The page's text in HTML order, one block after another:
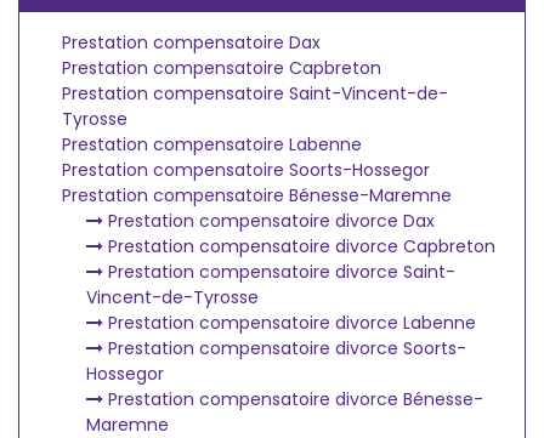
Prestation compensatoire Dax
Prestation compensatoire Capbreton
Prestation compensatoire Saint-Vincent-de-
Tyrosse
Prestation compensatoire Labenne
Prestation compensatoire Soorts-Hossegor
Prestation compensatoire Bénesse-Maremne
Prestation compensatoire divorce Dax
Prestation compensatoire divorce Capbreton
Prestation compensatoire divorce Saint-
Vincent-de-Tyrosse
Prestation compensatoire divorce Labenne
Prestation compensatoire divorce Soorts-
Hossegor
Prestation compensatoire divorce Bénesse-
Maremne